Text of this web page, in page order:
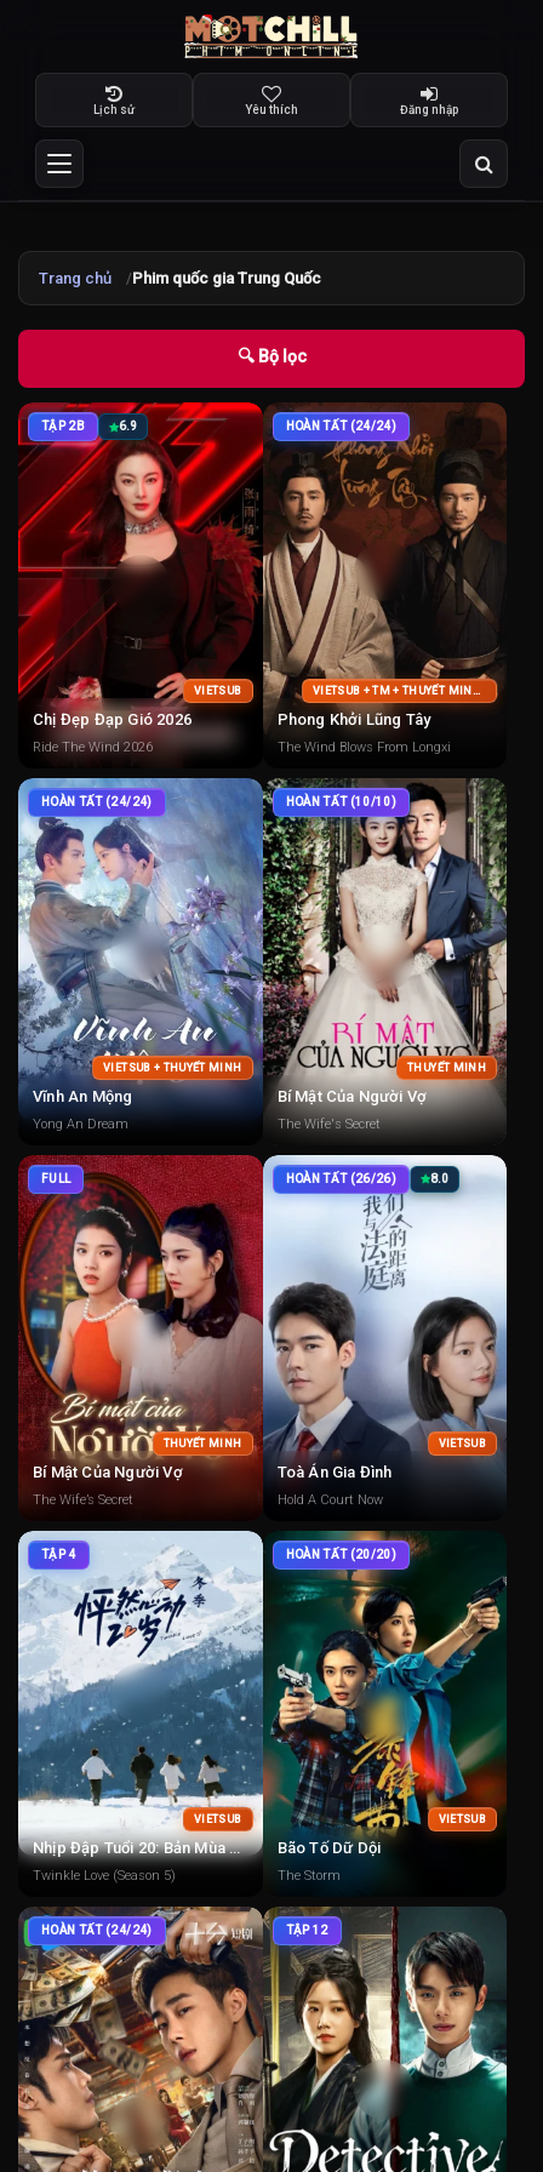
Lịch sử Yêu thích Đăng nhập
Trang chủ Phim quốc gia Trung Quốc
🔍 Bộ lọc
TẬP 2B 6.9
VIETSUB
Chị Đẹp Đạp Gió 2026
Ride The Wind 2026
HOÀN TẤT (24/24)
VIETSUB + TM + THUYẾT MINH + LỒNG TIẾNG
Phong Khởi Lũng Tây
The Wind Blows From Longxi
HOÀN TẤT (24/24)
VIETSUB + THUYẾT MINH
Vĩnh An Mộng
Yong An Dream
HOÀN TẤT (10/10)
THUYẾT MINH
Bí Mật Của Người Vợ
The Wife's Secret
FULL
THUYẾT MINH
Bí Mật Của Người Vợ
The Wife’s Secret
HOÀN TẤT (26/26) 8.0
VIETSUB
Toà Án Gia Đình
Hold A Court Now
TẬP 4
VIETSUB
Nhịp Đập Tuổi 20: Bản Mùa Đông 5
Twinkle Love (Season 5)
HOÀN TẤT (20/20)
VIETSUB
Bão Tố Dữ Dội
The Storm
HOÀN TẤT (24/24) TẬP 12